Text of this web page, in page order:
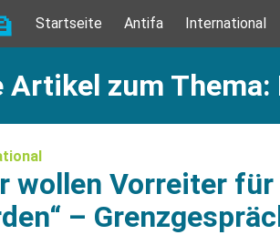
Startseite Antifa International
Artikel zum Thema:
wollen Vorreiter
–